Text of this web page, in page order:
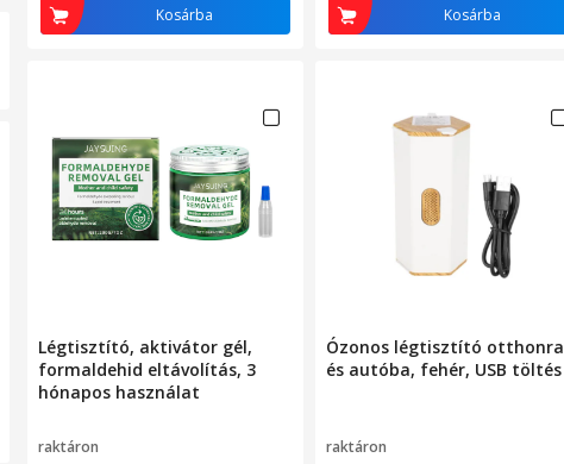
Kosárba Kosárba
Légtisztító, aktivátor gél,
formaldehid eltávolítás, 3
hónapos használat
raktáron
Ózonos légtisztító otthonra
és autóba, fehér, USB töltés
raktáron